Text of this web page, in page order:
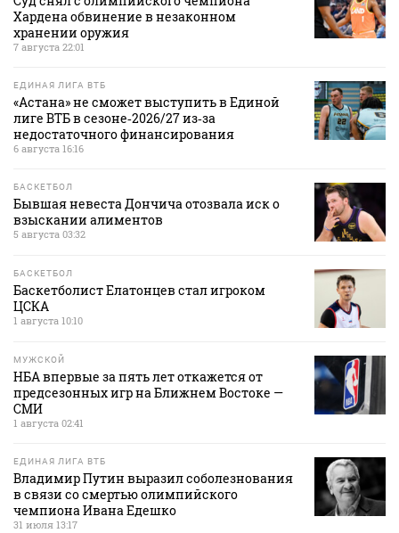
Хардена обвинение в незаконном
хранении оружия
7 августа 22:01
ЕДИНАЯ ЛИГА ВТБ
«Астана» не сможет выступить в Единой
лиге ВТБ в сезоне‑2026/27 из‑за
недостаточного финансирования
6 августа 16:16
БАСКЕТБОЛ
Бывшая невеста Дончича отозвала иск о
взыскании алиментов
5 августа 03:32
БАСКЕТБОЛ
Баскетболист Елатонцев стал игроком
ЦСКА
1 августа 10:10
МУЖСКОЙ
НБА впервые за пять лет откажется от
предсезонных игр на Ближнем Востоке —
СМИ
1 августа 02:41
ЕДИНАЯ ЛИГА ВТБ
Владимир Путин выразил соболезнования
в связи со смертью олимпийского
чемпиона Ивана Едешко
31 июля 13:17